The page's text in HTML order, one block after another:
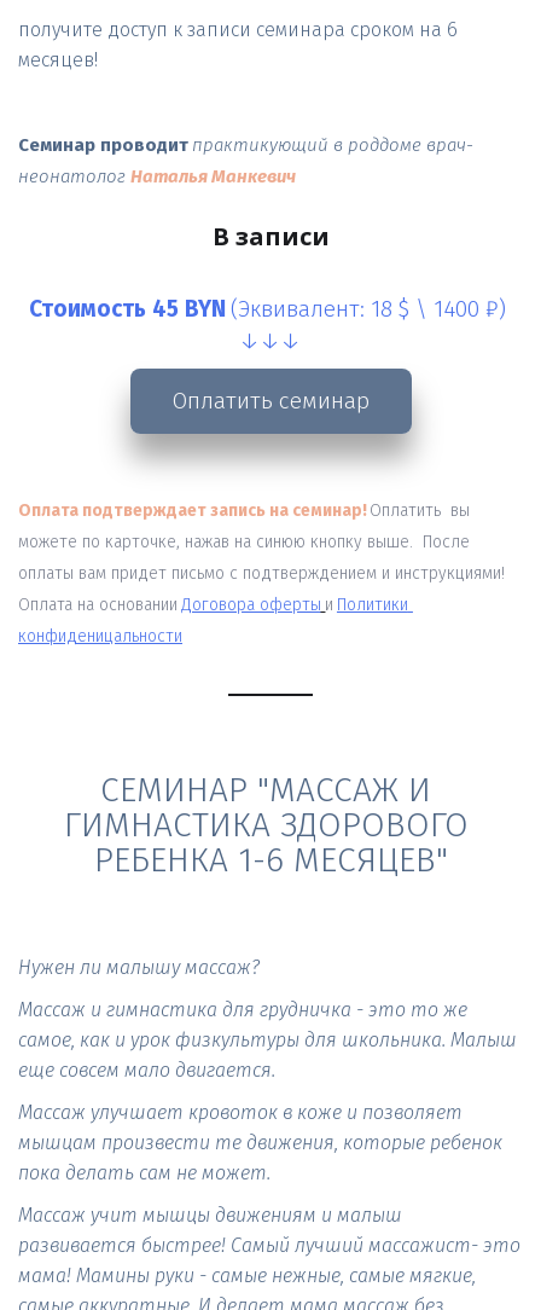
получите доступ к записи семинара сроком на 6
месяцев!
Семинар проводит практикующий в роддоме врач-
неонатолог Наталья Манкевич
В записи
Стоимость 45 BYN (Эквивалент: 18 $ \ 1400 ₽)
↓↓↓
Оплатить семинар
Оплата подтверждает запись на семинар! Оплатить  вы
можете по карточке, нажав на синюю кнопку выше.  После
оплаты вам придет письмо с подтверждением и инструкциями!
Оплата на основании Договора оферты и Политики
конфиденицальности
СЕМИНАР "МАССАЖ И
ГИМНАСТИКА ЗДОРОВОГО
РЕБЕНКА 1-6 МЕСЯЦЕВ"
Нужен ли малышу массаж?
Массаж и гимнастика для грудничка - это то же
самое, как и урок физкультуры для школьника. Малыш
еще совсем мало двигается.
Массаж улучшает кровоток в коже и позволяет
мышцам произвести те движения, которые ребенок
пока делать сам не может.
Массаж учит мышцы движениям и малыш
развивается быстрее! Самый лучший массажист- это
мама! Мамины руки - самые нежные, самые мягкие,